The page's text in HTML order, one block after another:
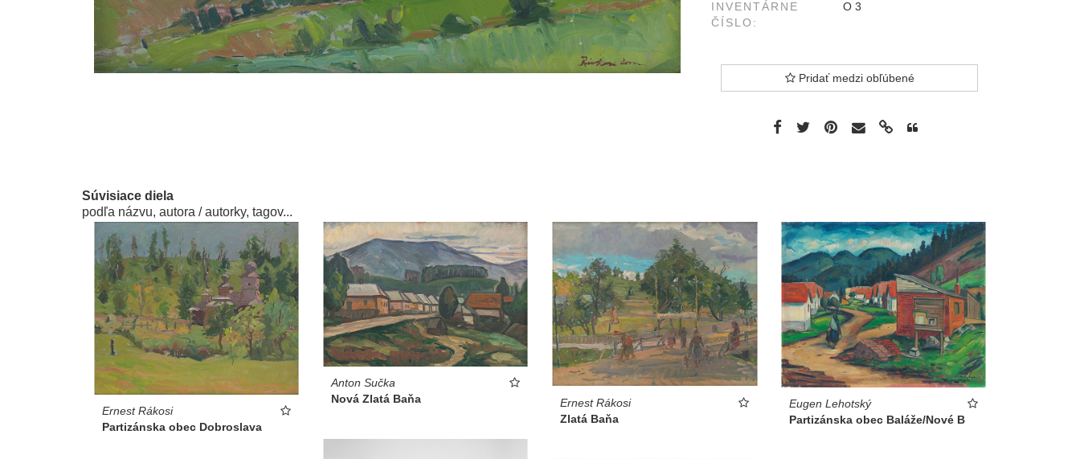
INVENTÁRNE
ČÍSLO:
O 3
Pridať medzi obľúbené
Súvisiace diela
podľa názvu, autora / autorky, tagov...
Ernest Rákosi
Partizánska obec Dobroslava
Anton Sučka
Nová Zlatá Baňa
Ernest Rákosi
Zlatá Baňa
Eugen Lehotský
Partizánska obec Baláže/Nové B